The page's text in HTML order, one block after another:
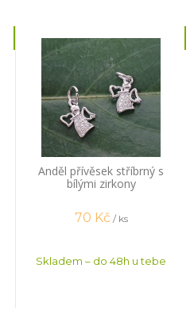
Anděl přívěsek stříbrný s
bílými zirkony
70 Kč / ks
Skladem – do 48h u tebe